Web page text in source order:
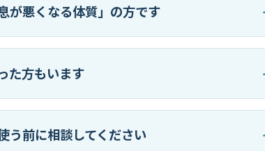
が悪くなる体質」の方です
た方もいます
う前に相談してください